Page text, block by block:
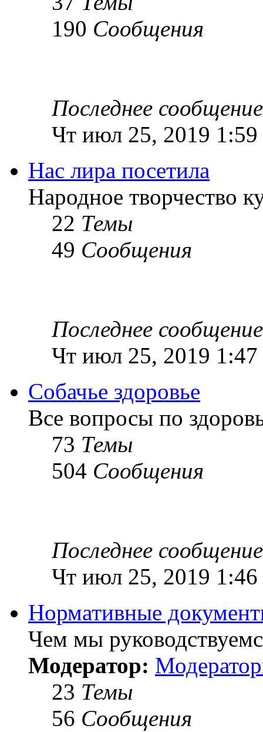
190 Сообщения
Последнее сообщение
Чт июл 25, 2019 1:59
Нас лира посетила
Народное творчество
22 Темы
49 Сообщения
Последнее сообщение
Чт июл 25, 2019 1:47
Собачье здоровье
Все вопросы по
73 Темы
504 Сообщения
Последнее сообщение
Чт июл 25, 2019 1:46
Нормативные
Чем мы
Модератор:
23 Темы
56 Сообщения